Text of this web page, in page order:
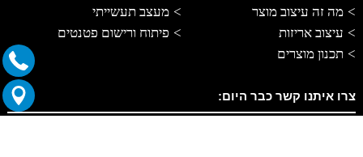
מה זה עיצוב מוצר
מעצב תעשייתי
עיצוב אריזות
פיתוח ורישום פטנטים
תכנון מוצרים
צרו איתנו קשר כבר היום: